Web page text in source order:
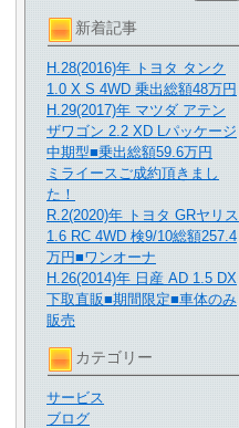
新着記事
H.28(2016)年 トヨタ タンク
1.0 X S 4WD 乗出総額48万円
H.29(2017)年 マツダ アテン
ザワゴン 2.2 XD Lパッケージ
中期型■乗出総額59.6万円
ミライースご成約頂きまし
た！
R.2(2020)年 トヨタ GRヤリス
1.6 RC 4WD 検9/10総額257.4
万円■ワンオーナ
H.26(2014)年 日産 AD 1.5 DX
下取直販■期間限定■車体のみ
販売
カテゴリー
サービス
ブログ